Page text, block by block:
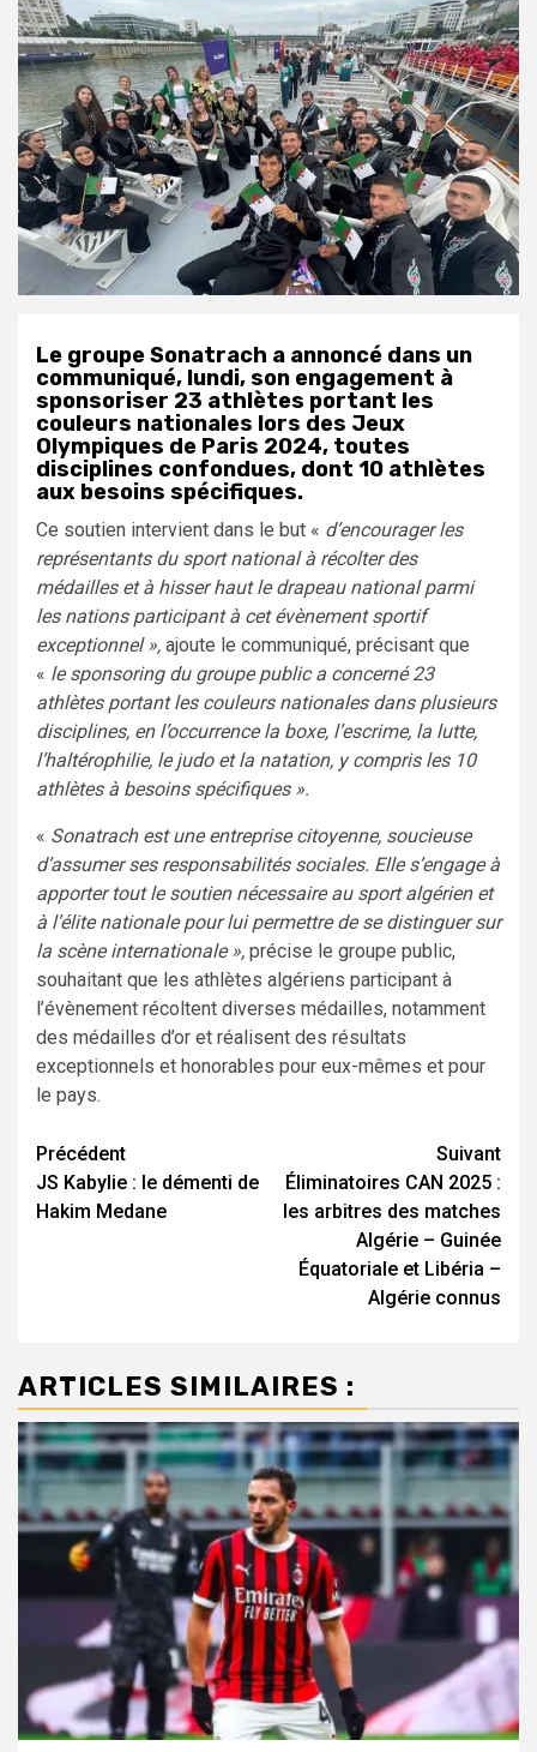
Le groupe Sonatrach a annoncé dans un
communiqué, lundi, son engagement à
sponsoriser 23 athlètes portant les
couleurs nationales lors des Jeux
Olympiques de Paris 2024, toutes
disciplines confondues, dont 10 athlètes
aux besoins spécifiques.
Ce soutien intervient dans le but « d’encourager les
représentants du sport national à récolter des
médailles et à hisser haut le drapeau national parmi
les nations participant à cet évènement sportif
exceptionnel », ajoute le communiqué, précisant que
« le sponsoring du groupe public a concerné 23
athlètes portant les couleurs nationales dans plusieurs
disciplines, en l’occurrence la boxe, l’escrime, la lutte,
l’haltérophilie, le judo et la natation, y compris les 10
athlètes à besoins spécifiques ».
« Sonatrach est une entreprise citoyenne, soucieuse
d’assumer ses responsabilités sociales. Elle s’engage à
apporter tout le soutien nécessaire au sport algérien et
à l’élite nationale pour lui permettre de se distinguer sur
la scène internationale », précise le groupe public,
souhaitant que les athlètes algériens participant à
l’évènement récoltent diverses médailles, notamment
des médailles d’or et réalisent des résultats
exceptionnels et honorables pour eux-mêmes et pour
le pays.
Navigation
d’article
Précédent
JS Kabylie : le démenti de
Hakim Medane
Suivant
Éliminatoires CAN 2025 :
les arbitres des matches
Algérie – Guinée
Équatoriale et Libéria –
Algérie connus
ARTICLES SIMILAIRES :